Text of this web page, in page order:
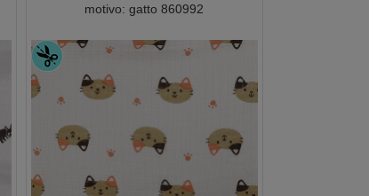
motivo: gatto 860992